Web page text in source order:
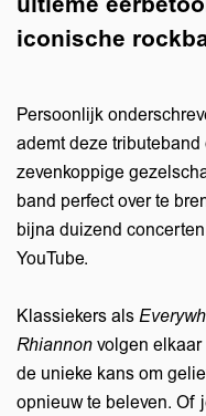
iconische
Persoonlijk
ademt deze
zevenkoppige
band perfect over te
bijna duizend
YouTube.
Klassiekers als
Rhiannon volgen
de unieke kans om
opnieuw te beleven. Of